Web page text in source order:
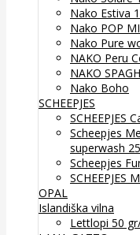
Nako Estiva
Nako POP
Nako Pure
NAKO Peru
NAKO
Nako Boho
SCHEEPJES
SCHEEPJES
Scheepjes
superwash
Scheepjes
SCHEEPJES
OPAL
Islandiška vilna
Lettlopi 50